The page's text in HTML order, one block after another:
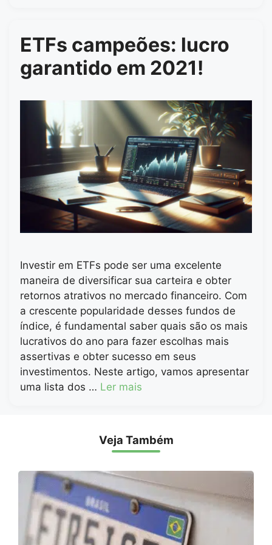
ETFs campeões: lucro
garantido em 2021!
Investir em ETFs pode ser uma excelente
maneira de diversificar sua carteira e obter
retornos atrativos no mercado financeiro. Com
a crescente popularidade desses fundos de
índice, é fundamental saber quais são os mais
lucrativos do ano para fazer escolhas mais
assertivas e obter sucesso em seus
investimentos. Neste artigo, vamos apresentar
uma lista dos … Ler mais
Veja Também